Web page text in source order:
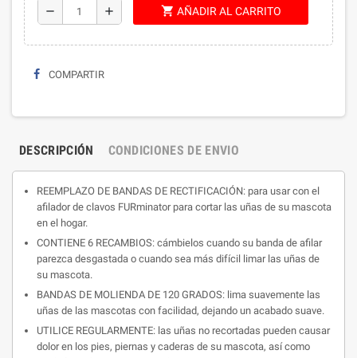
remove add shopping_cart AÑADIR AL CARRITO
COMPARTIR
DESCRIPCIÓN CONDICIONES DE ENVIO
REEMPLAZO DE BANDAS DE RECTIFICACIÓN: para usar con el
afilador de clavos FURminator para cortar las uñas de su mascota
en el hogar.
CONTIENE 6 RECAMBIOS: cámbielos cuando su banda de afilar
parezca desgastada o cuando sea más difícil limar las uñas de
su mascota.
BANDAS DE MOLIENDA DE 120 GRADOS: lima suavemente las
uñas de las mascotas con facilidad, dejando un acabado suave.
UTILICE REGULARMENTE: las uñas no recortadas pueden causar
dolor en los pies, piernas y caderas de su mascota, así como